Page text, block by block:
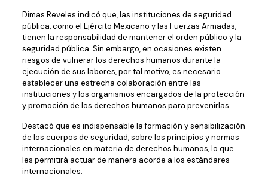
Dimas Reveles indicó que, las instituciones de seguridad
pública, como el Ejército Mexicano y las Fuerzas Armadas,
tienen la responsabilidad de mantener el orden público y la
seguridad pública. Sin embargo, en ocasiones existen
riesgos de vulnerar los derechos humanos durante la
ejecución de sus labores, por tal motivo, es necesario
establecer una estrecha colaboración entre las
instituciones y los organismos encargados de la protección
y promoción de los derechos humanos para prevenirlas.
Destacó que es indispensable la formación y sensibilización
de los cuerpos de seguridad, sobre los principios y normas
internacionales en materia de derechos humanos, lo que
les permitirá actuar de manera acorde a los estándares
internacionales.